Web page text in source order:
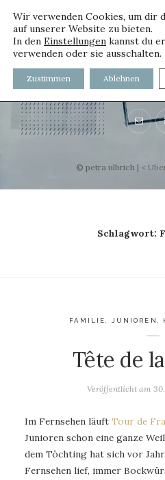
voller
mit und ohne
© petra ulbrich | <
Schlagwort:
FAMILIE, JUNIOREN ,
Tête de
Veröffentlicht am
Im Fernsehen läuft Tour de
Junioren schon eine ganze
dem Töchting hat sich vor
Fernsehen lief, immer
Wir verwenden Cookies, um dir
auf unserer Website zu bieten.
In den Einstellungen kannst du
verwenden oder sie ausschalten.
Zustimmen Ablehnen